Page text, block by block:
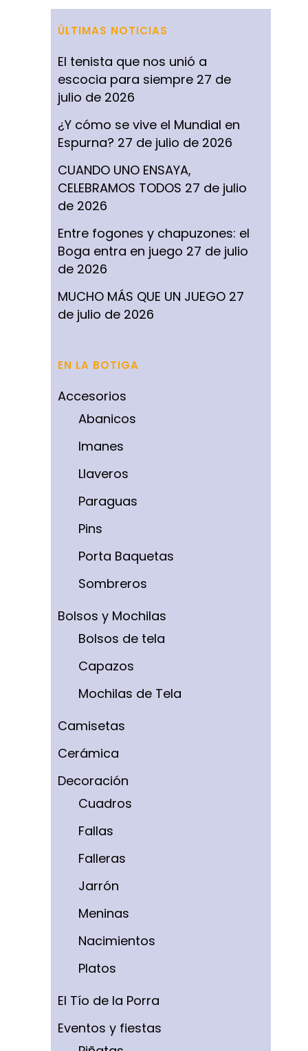
ÚLTIMAS NOTICIAS
El tenista que nos unió a
escocia para siempre 27 de
julio de 2026
¿Y cómo se vive el Mundial en
Espurna? 27 de julio de 2026
CUANDO UNO ENSAYA,
CELEBRAMOS TODOS 27 de julio
de 2026
Entre fogones y chapuzones: el
Boga entra en juego 27 de julio
de 2026
MUCHO MÁS QUE UN JUEGO 27
de julio de 2026
EN LA BOTIGA
Accesorios
Abanicos
Imanes
Llaveros
Paraguas
Pins
Porta Baquetas
Sombreros
Bolsos y Mochilas
Bolsos de tela
Capazos
Mochilas de Tela
Camisetas
Cerámica
Decoración
Cuadros
Fallas
Falleras
Jarrón
Meninas
Nacimientos
Platos
El Tío de la Porra
Eventos y fiestas